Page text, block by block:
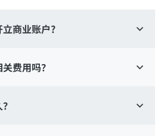
商业账户?
费用吗？